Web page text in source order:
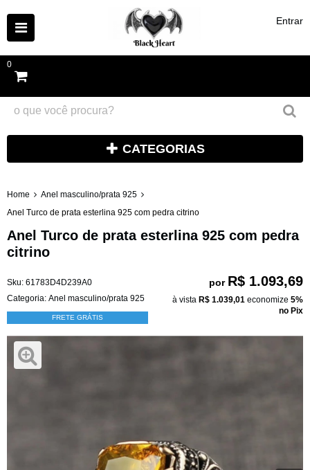
Entrar
0
CATEGORIAS
Home
Anel masculino/prata 925
Anel Turco de prata esterlina 925 com pedra citrino
Anel Turco de prata esterlina 925 com pedra
citrino
Sku: 61783D4D239A0
Categoria: Anel masculino/prata 925
FRETE GRÁTIS
por R$ 1.093,69
à vista R$ 1.039,01 economize 5%
no Pix